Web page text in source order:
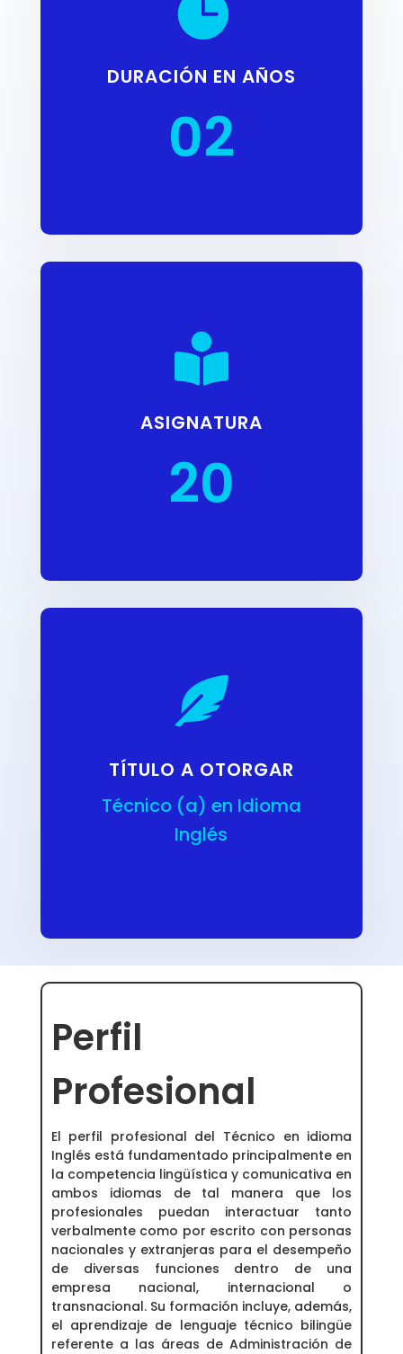

DURACIÓN EN AÑOS
02

ASIGNATURA
20

TÍTULO A OTORGAR
Técnico (a) en Idioma
Inglés
Perfil
Profesional
El perfil profesional del Técnico en idioma
Inglés está fundamentado principalmente en
la competencia lingüística y comunicativa en
ambos idiomas de tal manera que los
profesionales puedan interactuar tanto
verbalmente como por escrito con personas
nacionales y extranjeras para el desempeño
de diversas funciones dentro de una
empresa nacional, internacional o
transnacional. Su formación incluye, además,
el aprendizaje de lenguaje técnico bilingüe
referente a las áreas de Administración de